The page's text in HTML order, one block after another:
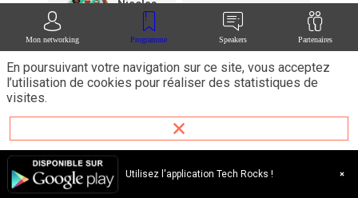
CNDF
Nicolas,
Dimitri,
Francis
Tech.Rocks
OK
KLABA
OVH
Cloud
DP
JP
Jean-
Baptiste
Choix Technologiques
Mon networking Programme Speakers Partenaires
En poursuivant votre navigation sur ce site, vous acceptez
l’utilisation de cookies pour réaliser des statistiques de
visites.
Utilisez l'application Tech Rocks !